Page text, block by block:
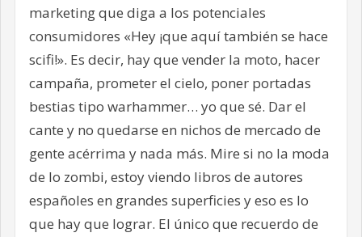
marketing que diga a los potenciales
consumidores «Hey ¡que aquí también se hace
scifi!». Es decir, hay que vender la moto, hacer
campaña, prometer el cielo, poner portadas
bestias tipo warhammer… yo que sé. Dar el
cante y no quedarse en nichos de mercado de
gente acérrima y nada más. Mire si no la moda
de lo zombi, estoy viendo libros de autores
españoles en grandes superficies y eso es lo
que hay que lograr. El único que recuerdo de